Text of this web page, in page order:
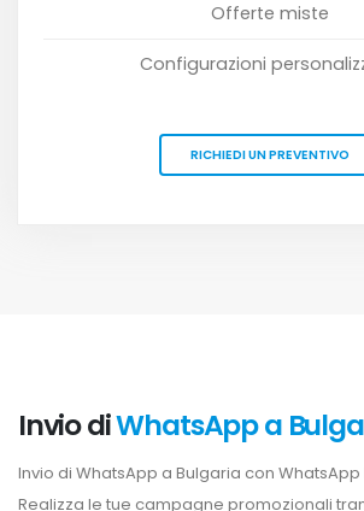
Offerte miste
Configurazioni
RICHIEDI UN PREVENTIVO
Invio diWhatsApp a
Invio di WhatsApp a Bulgaria con WhatsApp
Realizza le tue campagne promozionali